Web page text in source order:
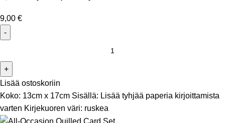
9,00 €
Lisää ostoskoriin
Koko: 13cm x 17cm Sisällä: Lisää tyhjää paperia kirjoittamista
varten Kirjekuoren väri: ruskea